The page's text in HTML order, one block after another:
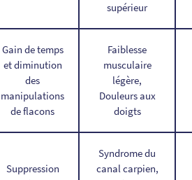
supérieur
Gain de temps
et diminution
des
manipulations
de flacons
Faiblesse
musculaire
légère,
Douleurs aux
doigts
Suppression
Syndrome du
canal carpien,